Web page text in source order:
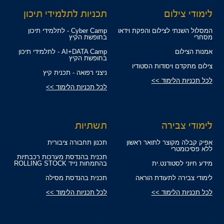
לימודי צילום
המסלול השנתי לצילום והפקת וידאו
מסחרי
אמנות הצילום
צילום מתקדם ויסודות הסטודיו
לכל תכניות הלימוד >>
תכניות לתלמידי תיכון
Cyber Camp - לתלמידי תיכון
בחופשת הקיץ
AI+DATA Camp - לתלמידי תיכון
בחופשת הקיץ
ניצני רפואה - תכנית קיץ
לכל תכניות הלימוד >>
לימודי צבירה
אפיק קבלה מקוצר לתואר ראשון
ללא פסיכומטרי
מידע חיוני לסטודנט.ית
לימודי צבירה לתעודת הוראה
לכל תכניות הלימוד >>
תשתיות
תכנון תחבורה ציבורית
תכנית בהנדסת מערכות רכבתיות
בהתמחות נייד ROLLING STOCK
תכנית בהנדסת מסילה
לכל תכניות הלימוד >>